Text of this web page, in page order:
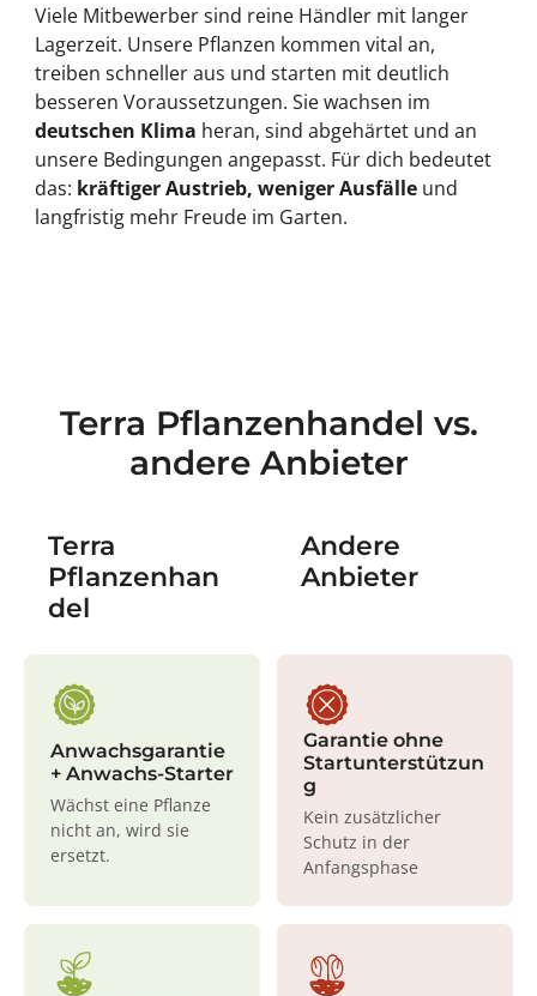
Viele Mitbewerber sind reine Händler mit langer
Lagerzeit. Unsere Pflanzen kommen vital an,
treiben schneller aus und starten mit deutlich
besseren Voraussetzungen. Sie wachsen im
deutschen Klima heran, sind abgehärtet und an
unsere Bedingungen angepasst. Für dich bedeutet
das: kräftiger Austrieb, weniger Ausfälle und
langfristig mehr Freude im Garten.
Terra Pflanzenhandel vs.
andere Anbieter
Terra
Pflanzenhan
del
Andere
Anbieter
Anwachsgarantie
+ Anwachs-Starter
Wächst eine Pflanze
nicht an, wird sie
ersetzt.
Garantie ohne
Startunterstützun
g
Kein zusätzlicher
Schutz in der
Anfangsphase